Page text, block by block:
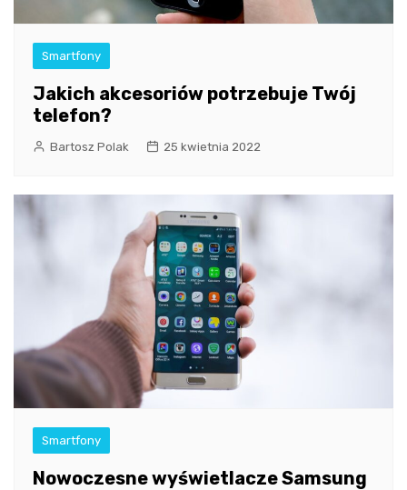
Smartfony
Jakich akcesoriów potrzebuje Twój
telefon?
Bartosz Polak 25 kwietnia 2022
Smartfony
Nowoczesne wyświetlacze Samsung